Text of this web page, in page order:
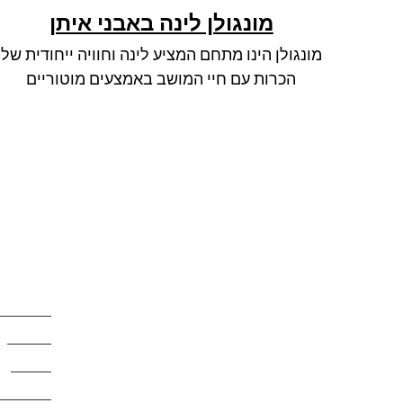
מונגולן לינה באבני איתן
מונגולן הינו מתחם המציע לינה וחוויה ייחודית של
הכרות עם חיי המושב באמצעים מוטוריים